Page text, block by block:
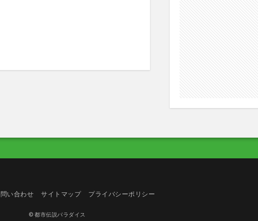
問い合わせ サイトマップ プライバシーポリシー
©都市伝説パラダイス